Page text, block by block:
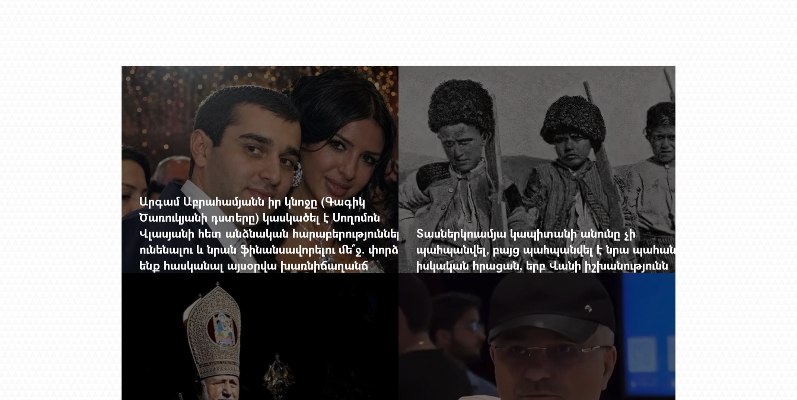
Արգամ Աբրահամյանն իր կնոջը (Գագիկ
Ծառուկյանի դստերը) կասկածել է Սողոմոն
Վլասյանի հետ անձնական հարաբերություններ
ունենալու և նրան ֆինանսավորելու մե՞ջ. փորձում
ենք հասկանալ այսօրվա խառնիճաղանճ
Տասներկուամյա կապիտանի անունը չի
պահպանվել, բայց պահպանվել է նրա պահանջը՝
իսկական հրացան, երբ Վանի իշխանությունն